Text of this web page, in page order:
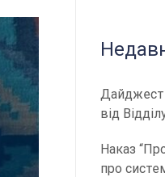
Дайджест
від
Наказ
про